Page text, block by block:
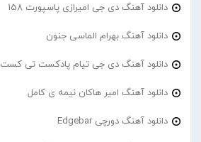
دانلود آهنگ دی جی امیرازی پاسپورت 158
دانلود آهنگ بهرام الماسی جنون
دانلود آهنگ دی جی تیام پادکست تی کست
دانلود آهنگ امیر هاکان نیمه ی کامل
دانلود آهنگ دورچی Edgebar